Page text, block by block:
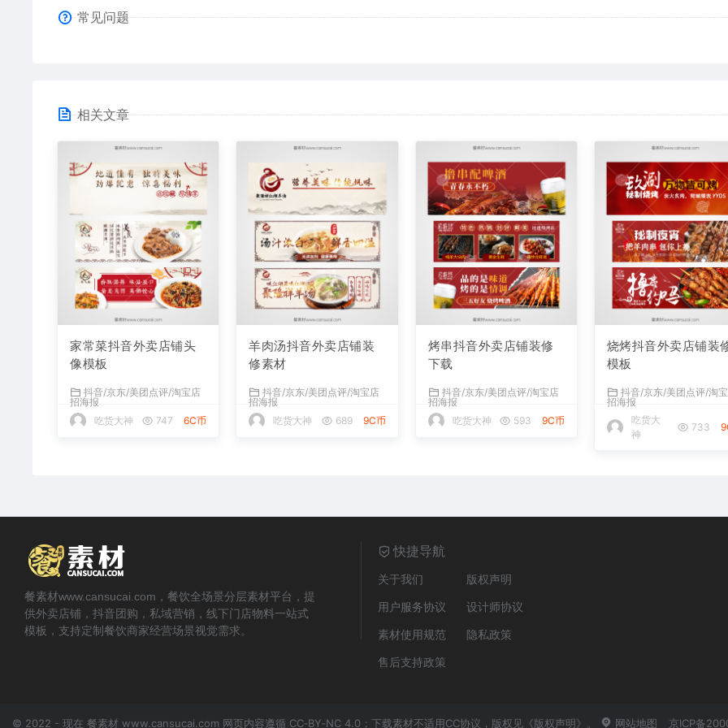
常见问题
相关文章
家常菜抖音外卖店铺头
像模板
抖音/京东/美团点评/淘宝店
招海报
吃货大神
747 6C币
羊肉汤抖音外卖店铺装
修素材
抖音/京东/美团点评/淘宝店
招海报
吃货大神
689 9C币
烤串抖音外卖店铺装修
下载
抖音/京东/美团点评/淘宝店
招海报
吃货大神
593 9C币
烧烤抖音外卖店铺装
模板
抖音/京东/美团点评/淘
招海报
吃货大
神
733
餐素材www.cansucai.com，餐饮全场景分层素材平台，提
供外卖店铺，抖音团购，私域营销，线下门店物料一站式
模板，支持定制餐饮商家经营场景视觉需求。
快捷导航
关于我们
版权声明
用户服务协议
设计师协议
素材使用规范
隐私政策
售后支持政策
© 2022 - 现在 餐素材 www.cansucai.com 网页内容遵循 CC‑BY‑NC 4.0；下载素材不适用CC协议，版权见 《版权声明》 网站地图 京ICP备